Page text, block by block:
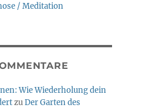
/ Meditation
Wie Wiederholung dein
zuDer Garten des